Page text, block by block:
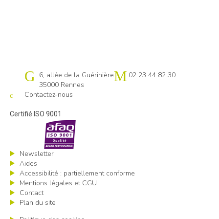
Cap emploi 35
6, allée de la Guérinière
35000 Rennes
02 23 44 82 30
Contactez-nous
Certifié ISO 9001
Newsletter
Aides
Accessibilité : partiellement conforme
Mentions légales et CGU
Contact
Plan du site